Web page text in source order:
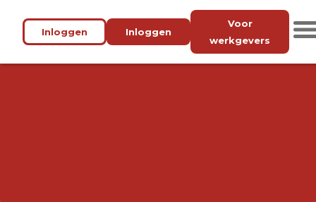
Inloggen Inloggen
Voor
werkgevers